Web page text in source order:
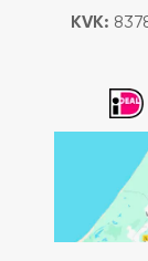
KVK: